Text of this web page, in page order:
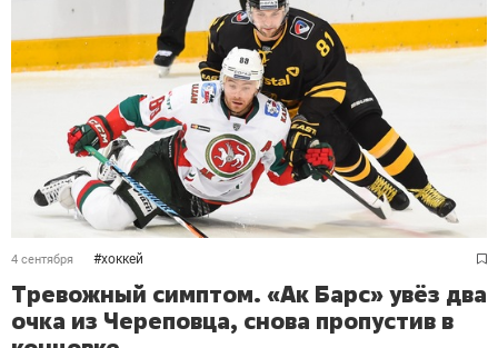
4 сентября #хоккей
Тревожный симптом. «Ак Барс» увёз два
очка из Череповца, снова пропустив в